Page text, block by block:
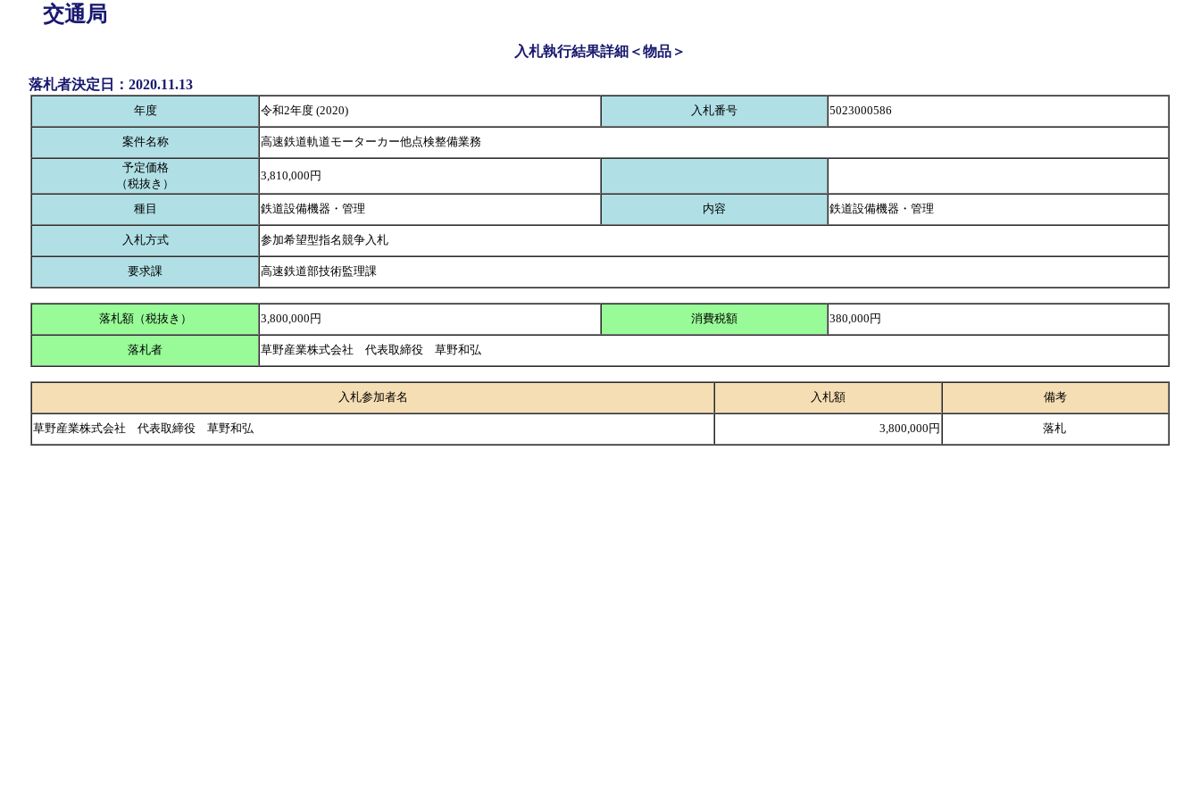
交通局
入札執行結果詳細＜物品＞
落札者決定日：2020.11.13
年度 令和2年度 (2020) 入札番号 5023000586
案件名称
高速鉄道軌道モーターカー他点検整備業務
予定価格
（税抜き）
3,810,000円
種目 鉄道設備機器・管理 内容 鉄道設備機器・管理
入札方式 参加希望型指名競争入札
要求課 高速鉄道部技術監理課
落札額（税抜き） 3,800,000円 消費税額 380,000円
落札者 草野産業株式会社 代表取締役 草野和弘
入札参加者名 入札額 備考
草野産業株式会社 代表取締役 草野和弘 3,800,000円 落札